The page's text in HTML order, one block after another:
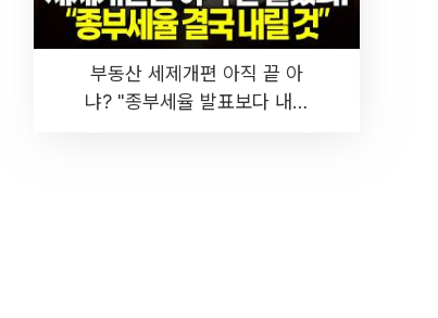
부동산 세제개편 아직 끝 아
냐? "종부세율 발표보다 내릴